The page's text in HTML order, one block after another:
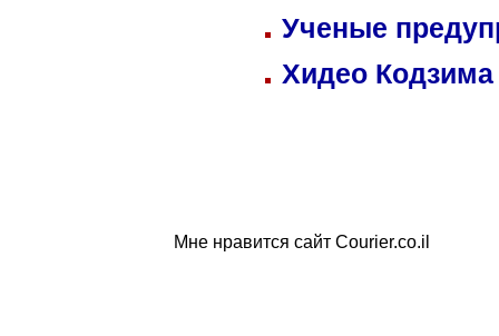
Ученые
Хидео
Мне нравится сайт Courier.co.il